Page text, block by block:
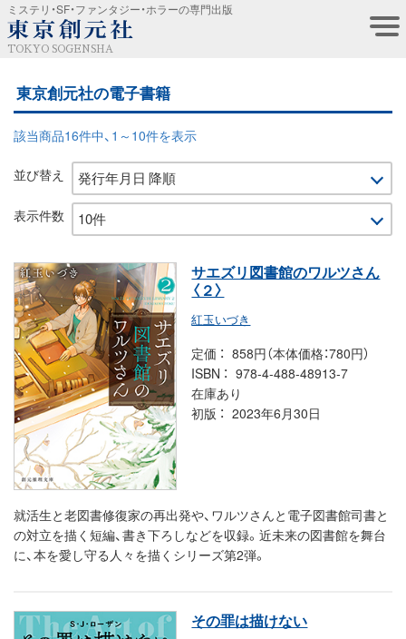
ミステリ・SF・ファンタジー・ホラーの専門出版
TOKYO SOGENSHA
東京創元社の電子書籍
該当商品16件中、1～10件を表示
並び替え
表示件数
サエズリ図書館のワルツさん
〈２〉
紅玉いづき
定価
858円（本体価格：780円）
ISBN
978-4-488-48913-7
在庫あり
初版
2023年6月30日
就活生と老図書修復家の再出発や、ワルツさんと電子図書館司書と
の対立を描く短編、書き下ろしなどを収録。近未来の図書館を舞台
に、本を愛し守る人々を描くシリーズ第2弾。
その罪は描けない